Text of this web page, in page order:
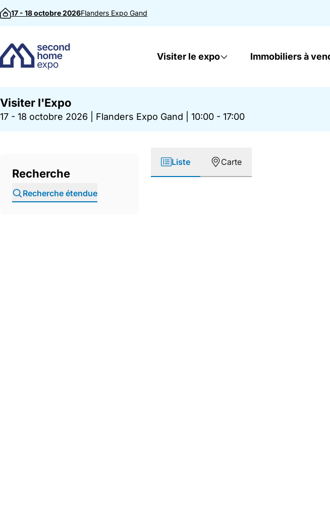
Passer au contenu
17 - 18 octobre 2026Flanders Expo Gand
Visiter le expo Immobiliers à
Visiter l'Expo
17 - 18 octobre 2026 Flanders Expo Gand 10:00 - 17:00
Recherche
Recherche étendue
Liste Carte